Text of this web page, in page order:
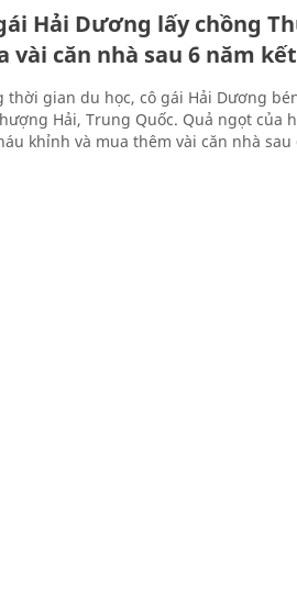
Hải Dương lấy chồng
vài căn nhà sau 6 năm
thời gian du học, cô gái Hải Dương
Hải, Trung Quốc. Quả ngọt của
khỉnh và mua thêm vài căn nhà sau